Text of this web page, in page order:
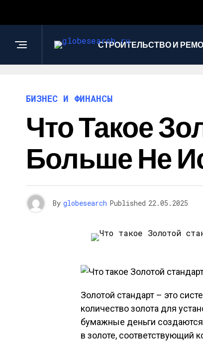
СТРОИТЕЛЬСТВО И
БИЗНЕС И ФИНАНСЫ
Что Такое
Больше Не
By globesearch Published 22.05.2025
Золотой стандарт – это
количество золота для
бумажные деньги
в золоте, соответствующий